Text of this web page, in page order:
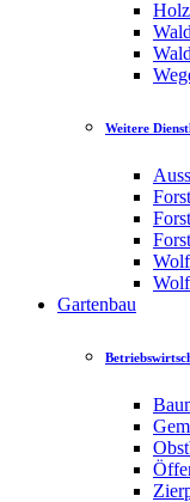
Weitere
Gartenbau